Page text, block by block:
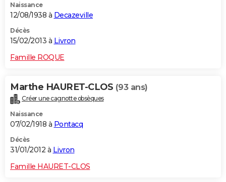
Naissance
12/08/1938 à Decazeville
Décès
15/02/2013 à Livron
Famille ROQUE
Marthe HAURET-CLOS (93 ans)
Créer une cagnotte obsèques
Naissance
07/02/1918 à Pontacq
Décès
31/01/2012 à Livron
Famille HAURET-CLOS